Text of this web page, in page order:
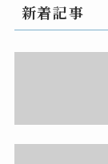
新着記事